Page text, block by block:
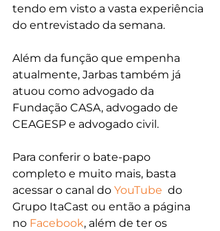
tendo em visto a vasta experiência
do entrevistado da semana.
Além da função que empenha
atualmente, Jarbas também já
atuou como advogado da
Fundação CASA, advogado de
CEAGESP e advogado civil.
Para conferir o bate-papo
completo e muito mais, basta
acessar o canal do YouTube
  do
Grupo ItaCast ou então a página
no Facebook, além de ter os